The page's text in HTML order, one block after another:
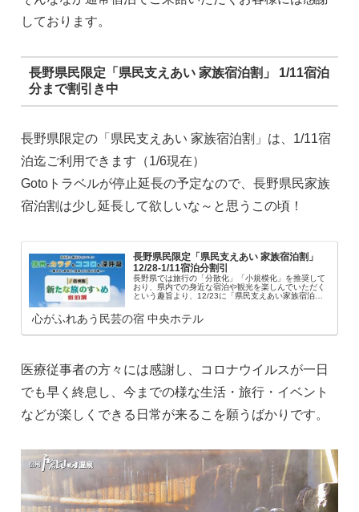
しております。
長野県民限定「県民支えあい 家族宿泊割」 1/11宿泊
分まで割引き中
長野県限定の「県民支えあい 家族宿泊割」は、1/11宿
泊迄ご利用できます（1/6現在）
Gotoトラベルが停止延長の予定なので、長野県民家族
宿泊割は少し延長して欲しいな～と思うこの頃！
長野県民限定「県民支えあい 家族宿泊割」
12/28-1/11宿泊分割引
長野県では旅行の「分散化」「小規模化」を推奨して
おり、県内での身近な宿泊や観光を楽しんでいただく
という趣旨より、12/23に「県民支えあい家族宿泊
クリスマスプレゼント ~ ~GoToトラベ...
心がふれあう民芸の宿 中央ホテル
医療従事者の方々には感謝し、コロナウイルスが一日
でも早く終息し、今までの様な生活・旅行・イベント
などが楽しくできる日常が来るこを願うばかりです。